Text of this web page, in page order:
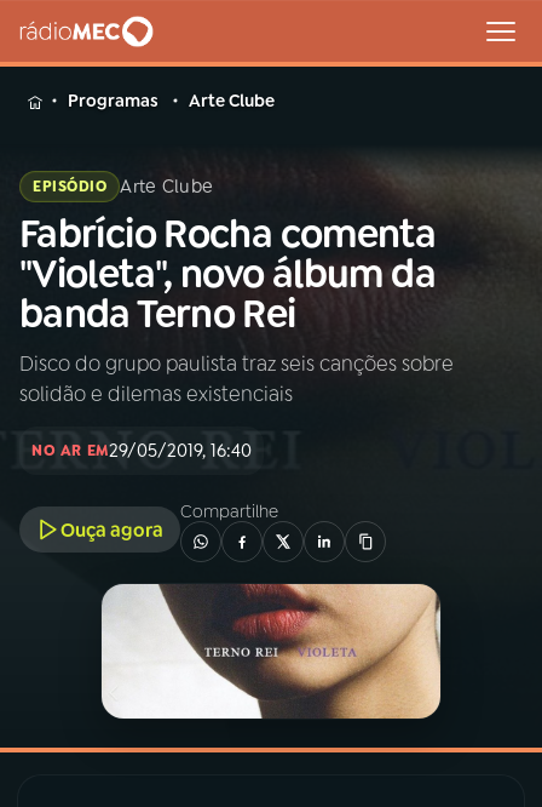
MENU
Buscar
na
Rádio
MEC
Buscar
Início AO VIVO
INÍCIO
A RÁDIO
PROGRAMAÇÃO
Programas Arte Clube
EPISÓDIO Arte Clube
Fabrício Rocha comenta
"Violeta", novo álbum da
banda Terno Rei
Disco do grupo paulista traz seis canções sobre
solidão e dilemas existenciais
NO AR EM29/05/2019, 16:40
Ouça agora
Compartilhe